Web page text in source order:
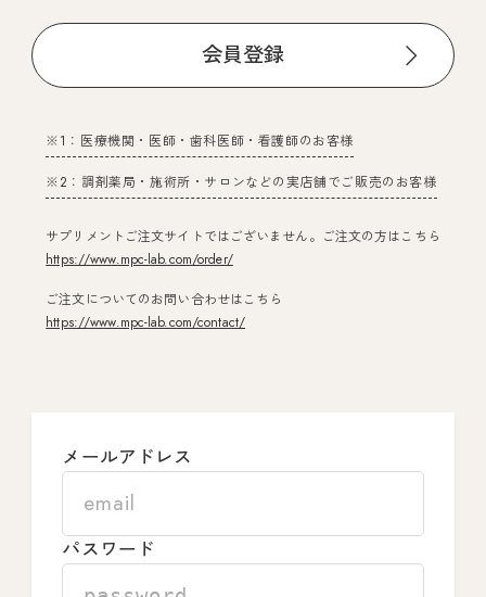
会員登録
※1：医療機関・医師・歯科医師・看護師のお客様
※2：調剤薬局・施術所・サロンなどの実店舗でご販売のお客様
サプリメントご注文サイトではございません。ご注文の方はこちら
https://www.mpc-lab.com/order/
ご注文についてのお問い合わせはこちら
https://www.mpc-lab.com/contact/
メールアドレス
パスワード